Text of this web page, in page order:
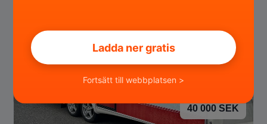
40 000 SEK
Ladda ner gratis
Fortsätt till webbplatsen >